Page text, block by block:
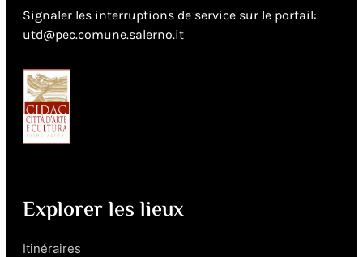
Signaler les interruptions de service sur le portail:
utd@pec.comune.salerno.it
Explorer les lieux
Itinéraires